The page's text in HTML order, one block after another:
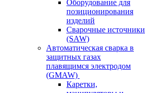
Оборудование для
позиционирования
изделий
Сварочные источники
(SAW)
Автоматическая сварка в
защитных газах
плавящимся электродом
(GMAW)
Каретки,